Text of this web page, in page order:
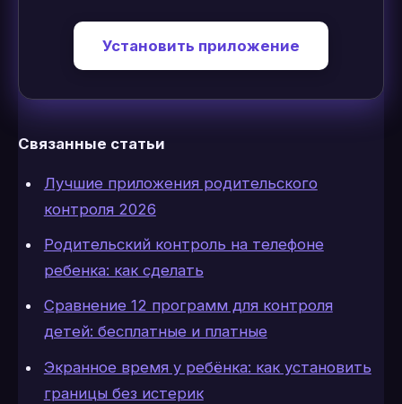
Установить приложение
Связанные статьи
Лучшие приложения родительского
контроля 2026
Родительский контроль на телефоне
ребенка: как сделать
Сравнение 12 программ для контроля
детей: бесплатные и платные
Экранное время у ребёнка: как установить
границы без истерик